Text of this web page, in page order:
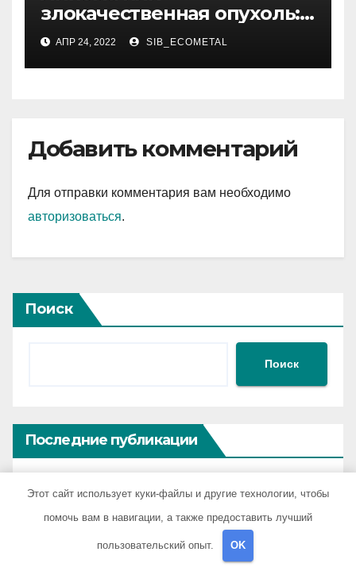
злокачественная опухоль:
как отличить
АПР 24, 2022 SIB_ECOMETAL
Добавить комментарий
Для отправки комментария вам необходимо
авторизоваться.
Поиск
Поиск
Последние публикации
Анализ надежности и отзывов о страховых
Технология изготовления огнеупорного тепло- и
звукоизоляционного картона МКРК-500 из
Этот сайт использует куки-файлы и другие технологии, чтобы
помочь вам в навигации, а также предоставить лучший
пользовательский опыт. OK